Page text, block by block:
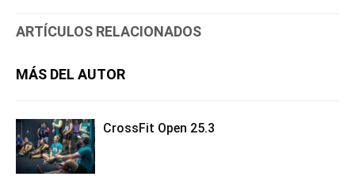
ARTÍCULOS RELACIONADOS
MÁS DEL AUTOR
CrossFit Open 25.3